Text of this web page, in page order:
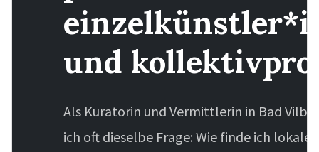
und
Als Kuratorin und Vermittlerin in Bad
ich oft dieselbe Frage: Wie finde ich lokale